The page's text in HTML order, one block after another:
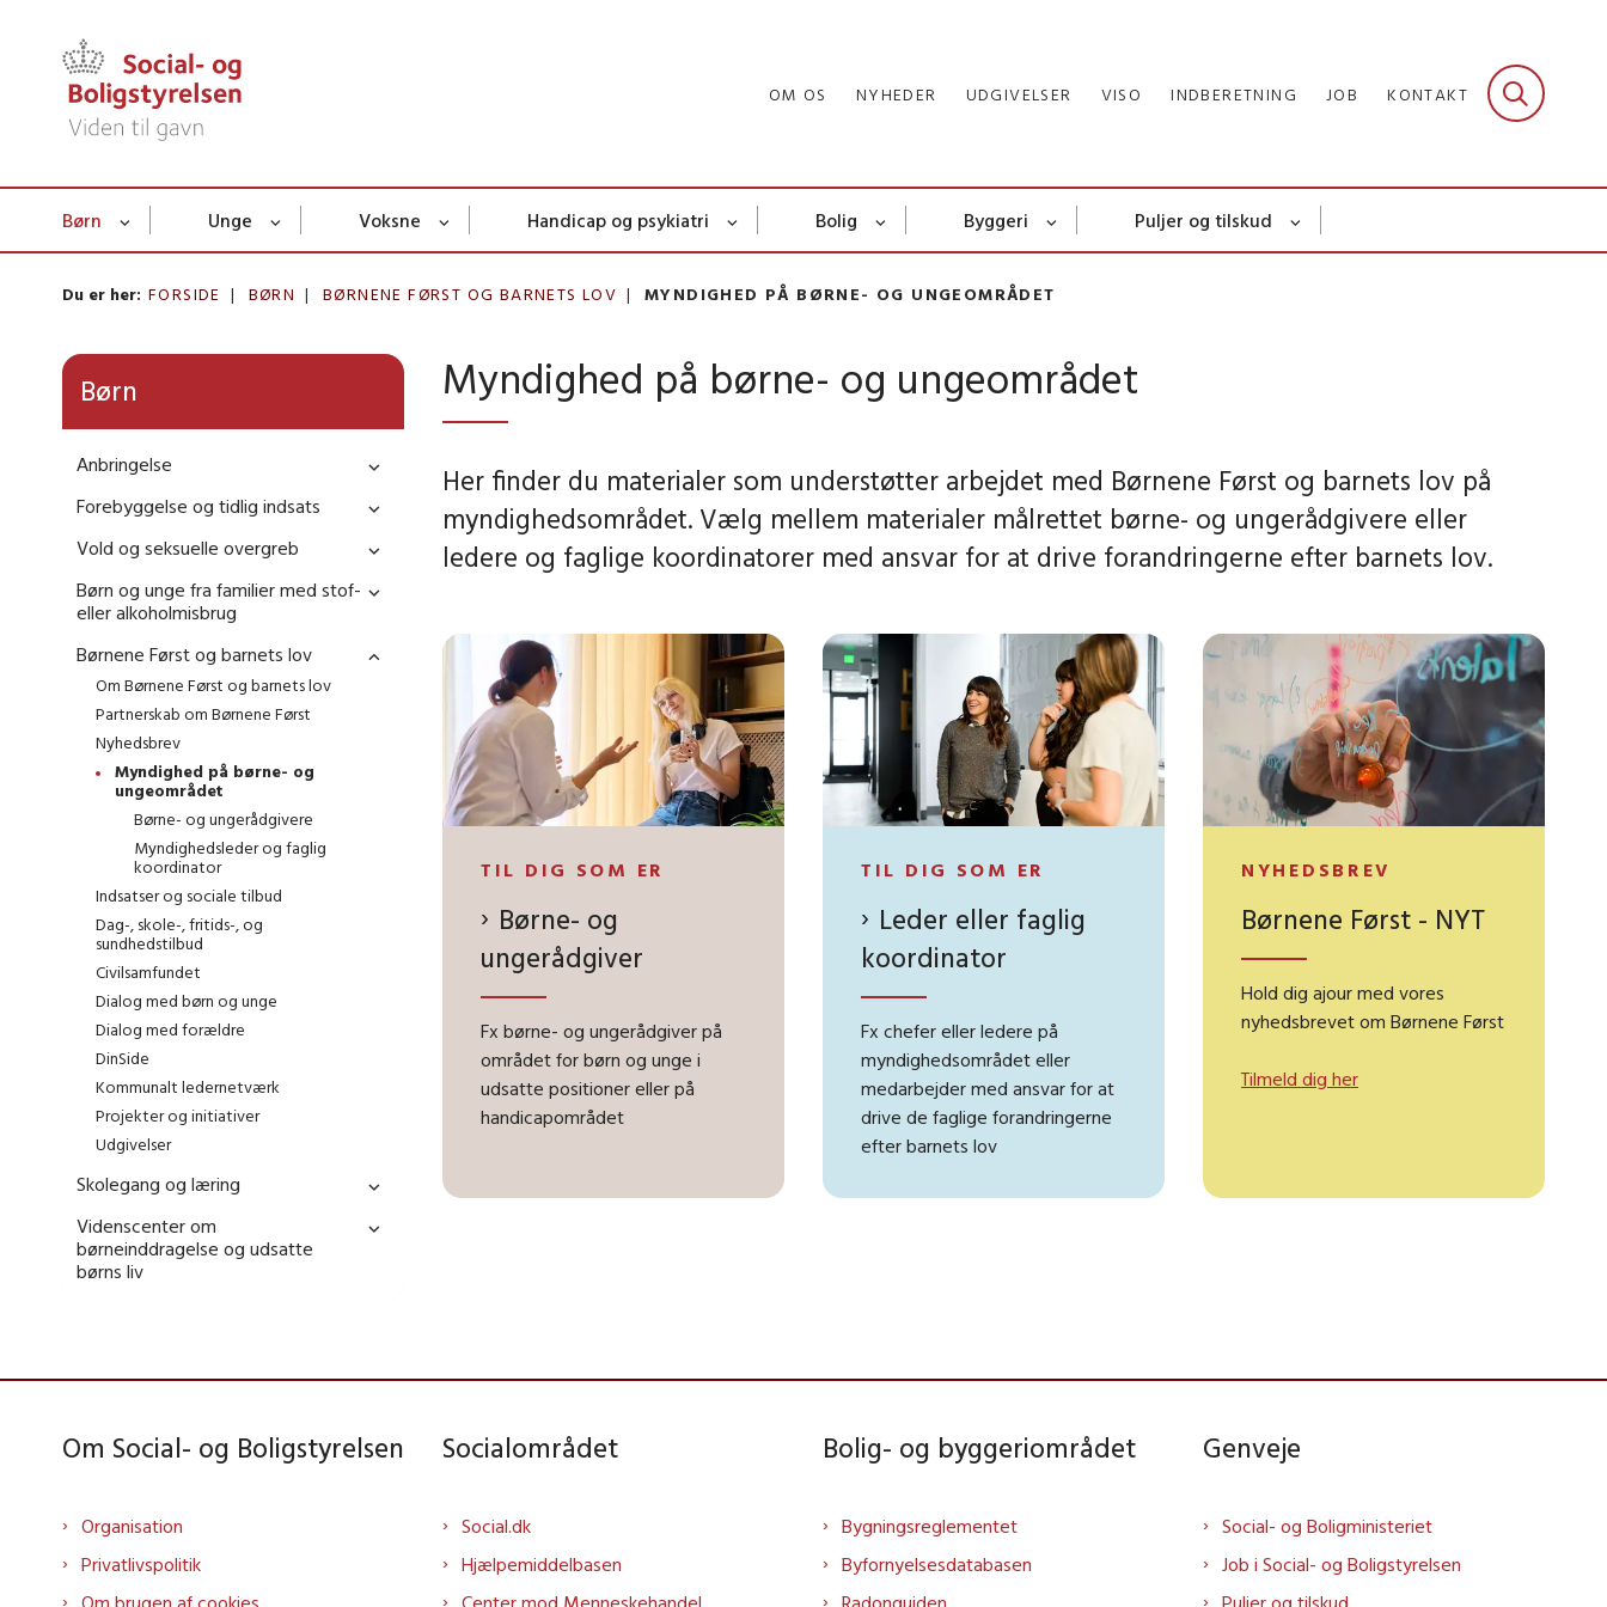
OM OS NYHEDER UDGIVELSER VISO INDBERETNING JOB KONTAKT
Børn Unge Voksne Handicap og psykiatri Bolig Byggeri Puljer og tilskud
Du er her: FORSIDE BØRN BØRNENE FØRST OG BARNETS LOV MYNDIGHED PÅ BØRNE- OG UNGEOMRÅDET
Børn
Anbringelse
Forebyggelse og tidlig indsats
Vold og seksuelle overgreb
Børn og unge fra familier med stof-
eller alkoholmisbrug
Børnene Først og barnets lov
Om Børnene Først og barnets lov
Partnerskab om Børnene Først
Nyhedsbrev
Myndighed på børne- og
ungeområdet
Børne- og ungerådgivere
Myndighedsleder og faglig
koordinator
Indsatser og sociale tilbud
Dag-, skole-, fritids-, og
sundhedstilbud
Civilsamfundet
Dialog med børn og unge
Dialog med forældre
DinSide
Kommunalt ledernetværk
Projekter og initiativer
Udgivelser
Skolegang og læring
Videnscenter om
børneinddragelse og udsatte
børns liv
Myndighed på børne- og ungeområdet
Her finder du materialer som understøtter arbejdet med Børnene Først og barnets lov på
myndighedsområdet. Vælg mellem materialer målrettet børne- og ungerådgivere eller
ledere og faglige koordinatorer med ansvar for at drive forandringerne efter barnets lov.
TIL DIG SOM ER
Børne- og
ungerådgiver
Fx børne- og ungerådgiver på
området for børn og unge i
udsatte positioner eller på
handicapområdet
TIL DIG SOM ER
Leder eller faglig
koordinator
Fx chefer eller ledere på
myndighedsområdet eller
medarbejder med ansvar for at
drive de faglige forandringerne
efter barnets lov
NYHEDSBREV
Børnene Først - NYT
Hold dig ajour med vores
nyhedsbrevet om Børnene Først
Tilmeld dig her
Om Social- og Boligstyrelsen
Organisation
Privatlivspolitik
Socialområdet
Social.dk
Hjælpemiddelbasen
Bolig- og byggeriområdet
Bygningsreglementet
Byfornyelsesdatabasen
Genveje
Social- og Boligministeriet
Job i Social- og Boligstyrelsen